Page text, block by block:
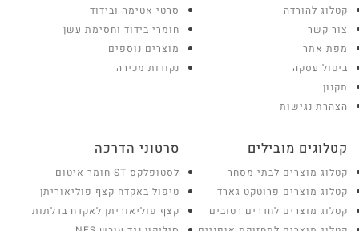
קטלוג להורדה
צור קשר
מפת אתר
ביטול עסקה
תקנון
הצהרת נגישות
סרטי אטימה ובידוד
חומרי בידוד וחסימת עשן
מוצרים נוספים
נקודות מכירה
קטלוגים מובילים
קטלוג מוצרים לבתי מסחר
קטלוג מוצרים פרוטקט גארד
קטלוג מוצרים לחדרים רטובים
סרטוני הדרכה
לסטופלקס ST חומר איטום
טיפול באקדח קצף פוליאוריתן
קצף פוליאוריתן לאקדח בדלתות